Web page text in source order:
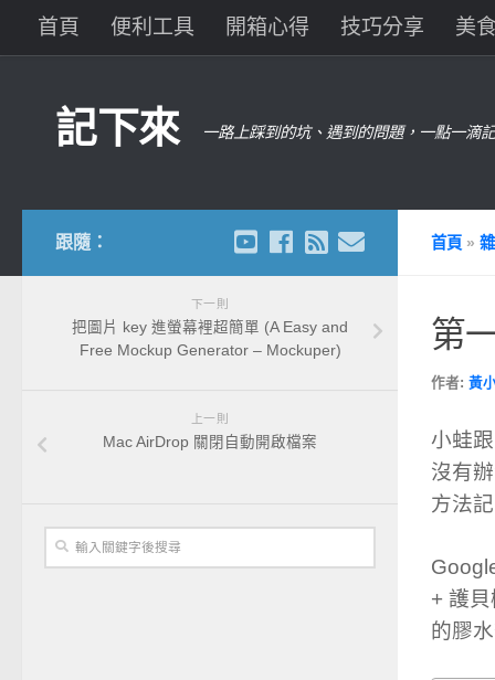
首頁 便利工具 開箱心得 技巧分享 美
記下來 一路上踩到的坑、遇到的問題，一點一滴
首頁 »
第
作者: 黃
小蛙
沒有
方法
+ 護
的膠
跟隨：
下一則
把圖片 key 進螢幕裡超簡單 (A Easy and
Free Mockup Generator – Mockuper)
上一則
Mac AirDrop 關閉自動開啟檔案